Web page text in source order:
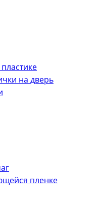
на дверь
пленке